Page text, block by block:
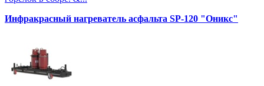
Инфракрасный нагреватель асфальта SP-120 "Оникс"